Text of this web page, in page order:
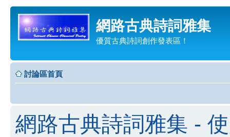
網路古典詩詞雅集
優質古典詩詞創作發表區！
討論區首頁
網路古典詩詞雅集 -